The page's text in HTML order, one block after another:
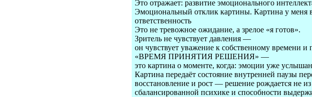
Это отражает: развитие эмоционального
Эмоциональный отклик картины. Картина у
ответственность
Это не тревожное ожидание, а зрелое «я готов».
Зритель не чувствует давления —
он чувствует уважение к собственному времени и
«ВРЕМЯ ПРИНЯТИЯ РЕШЕНИЯ» —
это картина о моменте, когда: эмоции уже
Картина передаёт состояние внутренней паузы
восстановление и рост — решение рождается не
сбалансированной психике и способности